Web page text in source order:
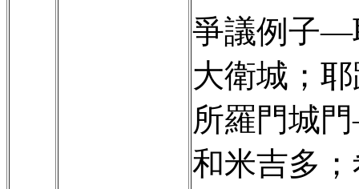
爭議例子—
大衛城；
所羅門城
和米吉多